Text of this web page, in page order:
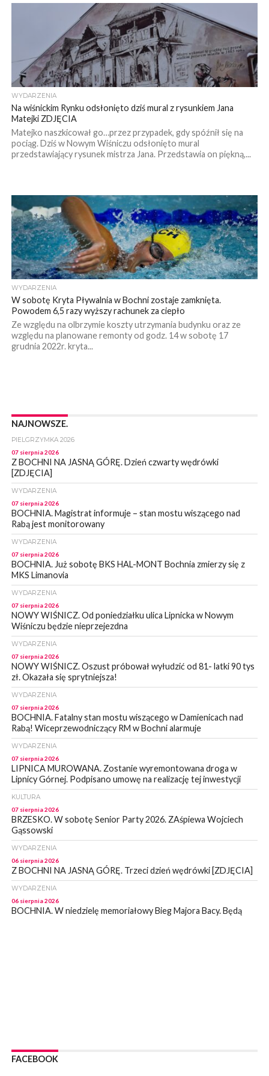
WYDARZENIA
Na wiśnickim Rynku odsłonięto dziś mural z rysunkiem Jana
Matejki ZDJĘCIA
Matejko naszkicował go…przez przypadek, gdy spóźnił się na
pociąg. Dziś w Nowym Wiśniczu odsłonięto mural
przedstawiający rysunek mistrza Jana. Przedstawia on piękną,...
WYDARZENIA
W sobotę Kryta Pływalnia w Bochni zostaje zamknięta.
Powodem 6,5 razy wyższy rachunek za ciepło
Ze względu na olbrzymie koszty utrzymania budynku oraz ze
względu na planowane remonty od godz. 14 w sobotę 17
grudnia 2022r. kryta...
NAJNOWSZE.
PIELGRZYMKA 2026
07 sierpnia 2026
Z BOCHNI NA JASNĄ GÓRĘ. Dzień czwarty wędrówki
[ZDJĘCIA]
WYDARZENIA
07 sierpnia 2026
BOCHNIA. Magistrat informuje – stan mostu wiszącego nad
Rabą jest monitorowany
WYDARZENIA
07 sierpnia 2026
BOCHNIA. Już sobotę BKS HAL-MONT Bochnia zmierzy się z
MKS Limanovia
WYDARZENIA
07 sierpnia 2026
NOWY WIŚNICZ. Od poniedziałku ulica Lipnicka w Nowym
Wiśniczu będzie nieprzejezdna
WYDARZENIA
07 sierpnia 2026
NOWY WIŚNICZ. Oszust próbował wyłudzić od 81- latki 90 tys
zł. Okazała się sprytniejsza!
WYDARZENIA
07 sierpnia 2026
BOCHNIA. Fatalny stan mostu wiszącego w Damienicach nad
Rabą! Wiceprzewodniczący RM w Bochni alarmuje
WYDARZENIA
07 sierpnia 2026
LIPNICA MUROWANA. Zostanie wyremontowana droga w
Lipnicy Górnej. Podpisano umowę na realizację tej inwestycji
KULTURA
07 sierpnia 2026
BRZESKO. W sobotę Senior Party 2026. ZAśpiewa Wojciech
Gąssowski
WYDARZENIA
06 sierpnia 2026
Z BOCHNI NA JASNĄ GÓRĘ. Trzeci dzień wędrówki [ZDJĘCIA]
WYDARZENIA
06 sierpnia 2026
BOCHNIA. W niedzielę memoriałowy Bieg Majora Bacy. Będą
06 sierpnia 2026
POWIAT BRZESKI. W Wytrzyszczce karetka zderzyła się z
FACEBOOK